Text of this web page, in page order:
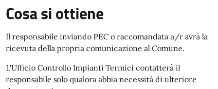
Cosa si ottiene
Il responsabile inviando PEC o raccomandata a/r avrà la
ricevuta della propria comunicazione al Comune.
L'Ufficio Controllo Impianti Termici contatterà il
responsabile solo qualora abbia necessità di ulteriore